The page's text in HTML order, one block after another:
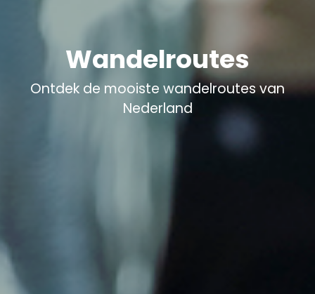
Wandelroutes
Ontdek de mooiste wandelroutes van
Nederland